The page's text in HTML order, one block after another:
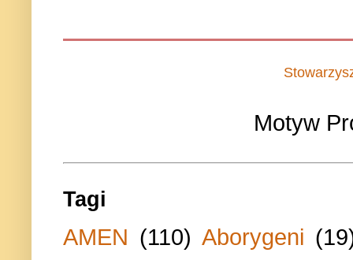
Motyw
Tagi
AMEN (110) Aborygeni